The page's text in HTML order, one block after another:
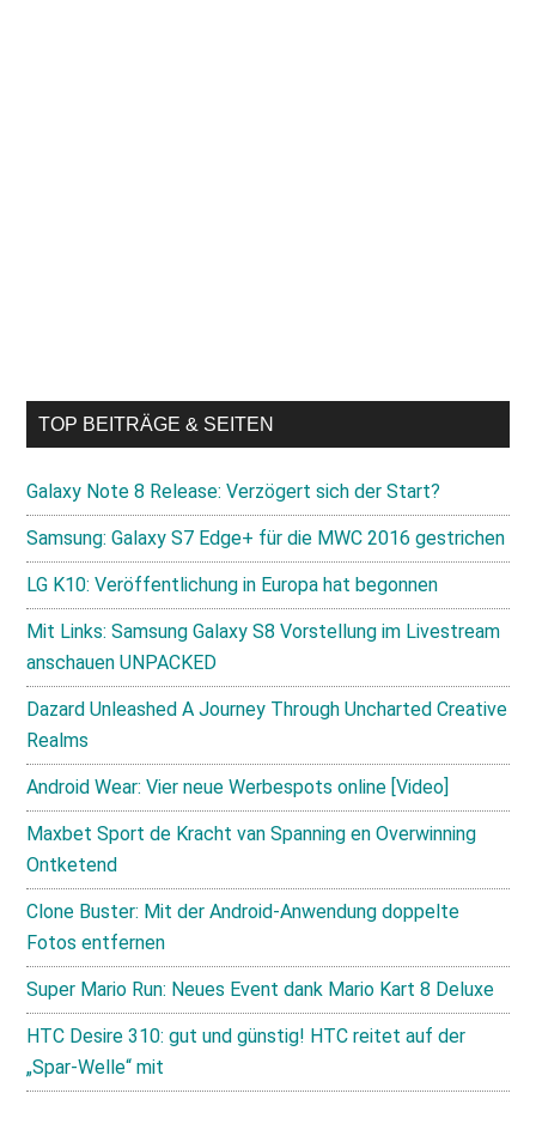
TOP BEITRÄGE & SEITEN
Galaxy Note 8 Release: Verzögert sich der Start?
Samsung: Galaxy S7 Edge+ für die MWC 2016 gestrichen
LG K10: Veröffentlichung in Europa hat begonnen
Mit Links: Samsung Galaxy S8 Vorstellung im Livestream
anschauen UNPACKED
Dazard Unleashed A Journey Through Uncharted Creative
Realms
Android Wear: Vier neue Werbespots online [Video]
Maxbet Sport de Kracht van Spanning en Overwinning
Ontketend
Clone Buster: Mit der Android-Anwendung doppelte
Fotos entfernen
Super Mario Run: Neues Event dank Mario Kart 8 Deluxe
HTC Desire 310: gut und günstig! HTC reitet auf der
„Spar-Welle“ mit